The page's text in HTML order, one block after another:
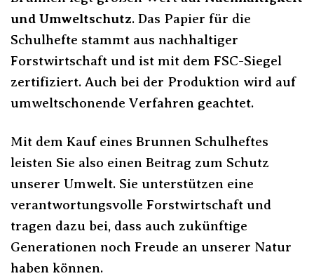
und Umweltschutz. Das Papier für die
Schulhefte stammt aus nachhaltiger
Forstwirtschaft und ist mit dem FSC-Siegel
zertifiziert. Auch bei der Produktion wird auf
umweltschonende Verfahren geachtet.
Mit dem Kauf eines Brunnen Schulheftes
leisten Sie also einen Beitrag zum Schutz
unserer Umwelt. Sie unterstützen eine
verantwortungsvolle Forstwirtschaft und
tragen dazu bei, dass auch zukünftige
Generationen noch Freude an unserer Natur
haben können.